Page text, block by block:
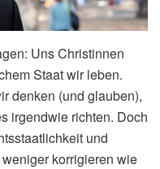
Uns Christinnen
Staat wir leben.
denken (und glauben),
irgendwie richten. Doch
und
korrigieren wie